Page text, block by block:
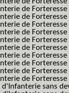
de
de
de Forteresse
de
de Forteresse
de
de Forteresse
de Forteresse
de Forteresse
de Forteresse
sans